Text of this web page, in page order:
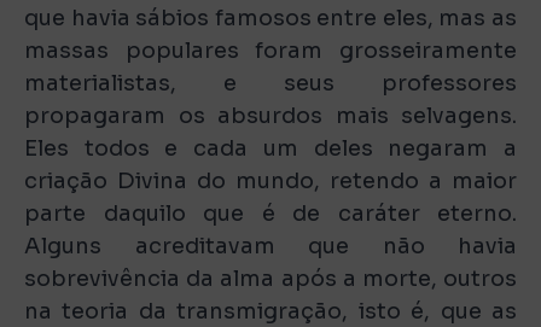
que havia sábios famosos entre eles, mas as
massas populares foram grosseiramente
materialistas, e seus professores
propagaram os absurdos mais selvagens.
Eles todos e cada um deles negaram a
criação Divina do mundo, retendo a maior
parte daquilo que é de caráter eterno.
Alguns acreditavam que não havia
sobrevivência da alma após a morte, outros
na teoria da transmigração, isto é, que as